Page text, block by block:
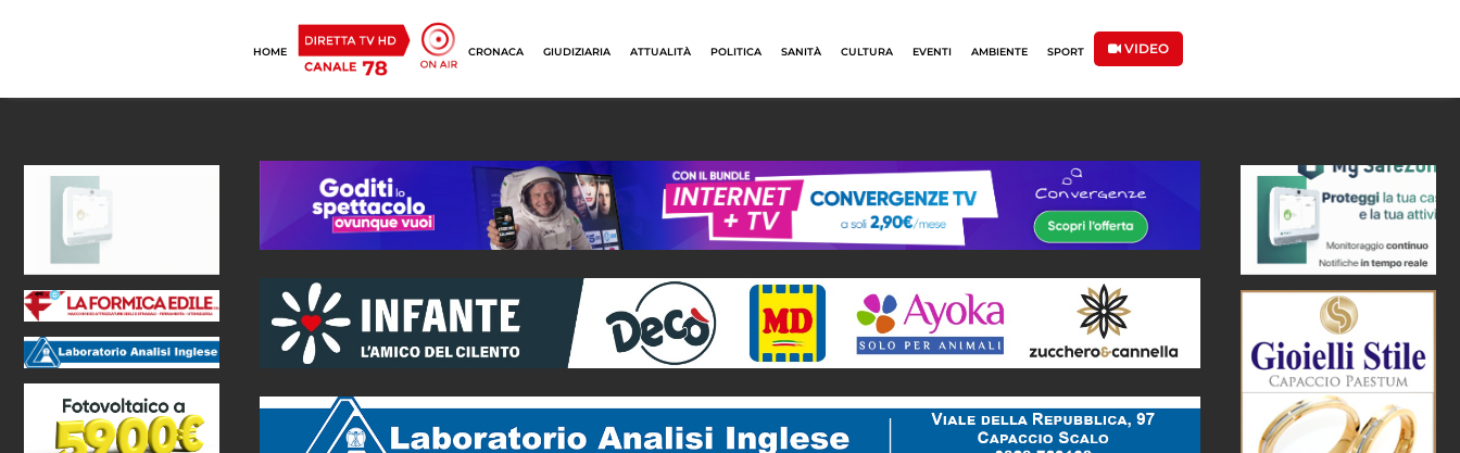
HOME CRONACA GIUDIZIARIA ATTUALITÀ POLITICA SANITÀ CULTURA EVENTI AMBIENTE SPORT VIDEO